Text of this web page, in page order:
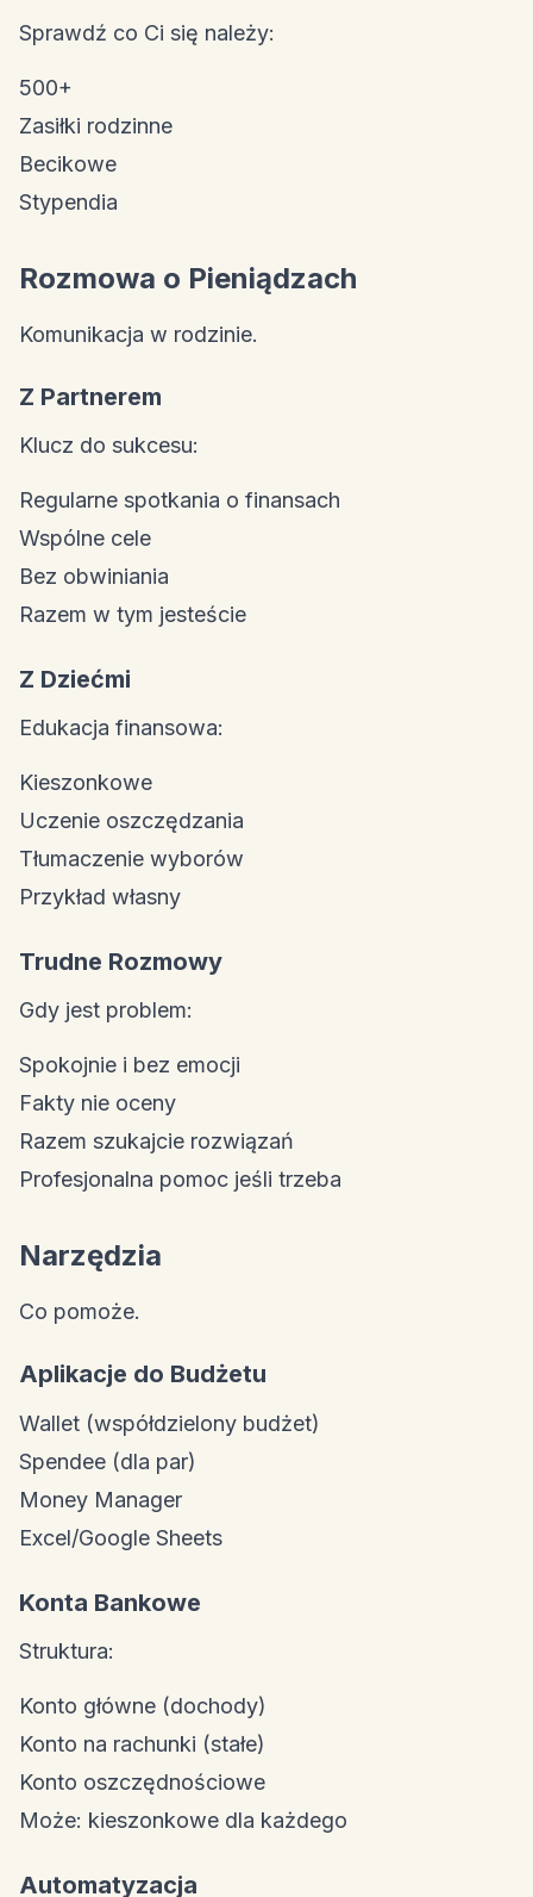
Sprawdź co Ci się należy:
500+
Zasiłki rodzinne
Becikowe
Stypendia
Rozmowa o Pieniądzach
Komunikacja w rodzinie.
Z Partnerem
Klucz do sukcesu:
Regularne spotkania o finansach
Wspólne cele
Bez obwiniania
Razem w tym jesteście
Z Dziećmi
Edukacja finansowa:
Kieszonkowe
Uczenie oszczędzania
Tłumaczenie wyborów
Przykład własny
Trudne Rozmowy
Gdy jest problem:
Spokojnie i bez emocji
Fakty nie oceny
Razem szukajcie rozwiązań
Profesjonalna pomoc jeśli trzeba
Narzędzia
Co pomoże.
Aplikacje do Budżetu
Wallet (współdzielony budżet)
Spendee (dla par)
Money Manager
Excel/Google Sheets
Konta Bankowe
Struktura:
Konto główne (dochody)
Konto na rachunki (stałe)
Konto oszczędnościowe
Może: kieszonkowe dla każdego
Automatyzacja